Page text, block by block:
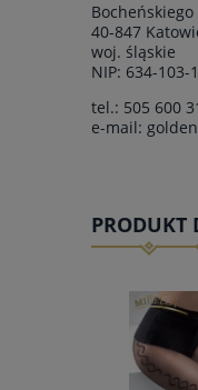
Bocheńskiego
40-847
woj. śląskie
NIP: 634-103-
tel.: 505 600
e-mail:
PRODUKT